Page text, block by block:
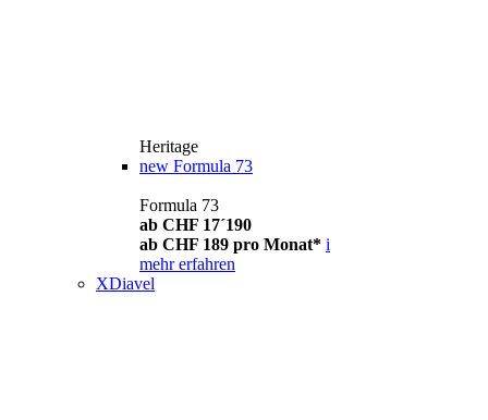
Heritage
new Formula 73
Formula 73
ab CHF 17´190
ab CHF 189 pro Monat* i
mehr erfahren
XDiavel